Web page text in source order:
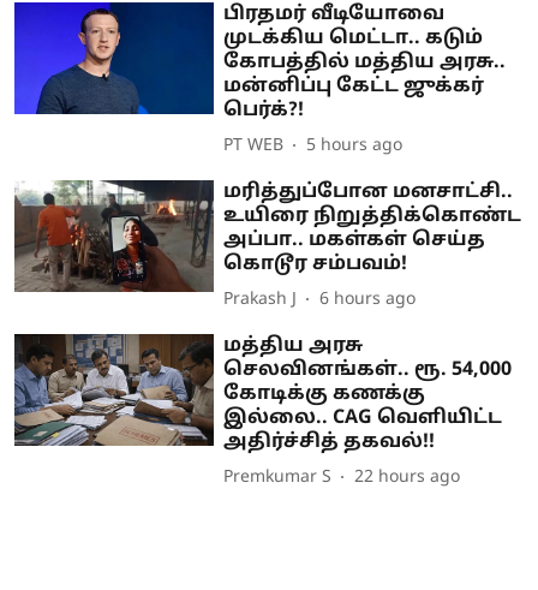
பிரதமர் வீடியோவை
முடக்கிய மெட்டா.. கடும்
கோபத்தில் மத்திய அரசு..
மன்னிப்பு கேட்ட ஜுக்கர்
பெர்க்?!
PT WEB 5 hours ago
மரித்துப்போன மனசாட்சி..
உயிரை நிறுத்திக்கொண்ட
அப்பா.. மகள்கள் செய்த
கொடூர சம்பவம்!
Prakash J 6 hours ago
மத்திய அரசு
செலவினங்கள்.. ரூ. 54,000
கோடிக்கு கணக்கு
இல்லை.. CAG வெளியிட்ட
அதிர்ச்சித் தகவல்!!
Premkumar S 22 hours ago